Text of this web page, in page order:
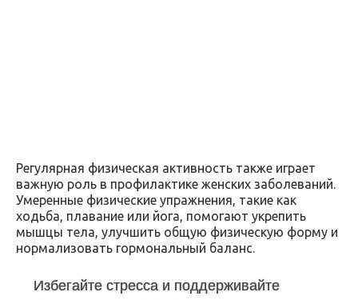
Регулярная физическая активность также играет
важную роль в профилактике женских заболеваний.
Умеренные физические упражнения, такие как
ходьба, плавание или йога, помогают укрепить
мышцы тела, улучшить общую физическую форму и
нормализовать гормональный баланс.
Избегайте стресса и поддерживайте